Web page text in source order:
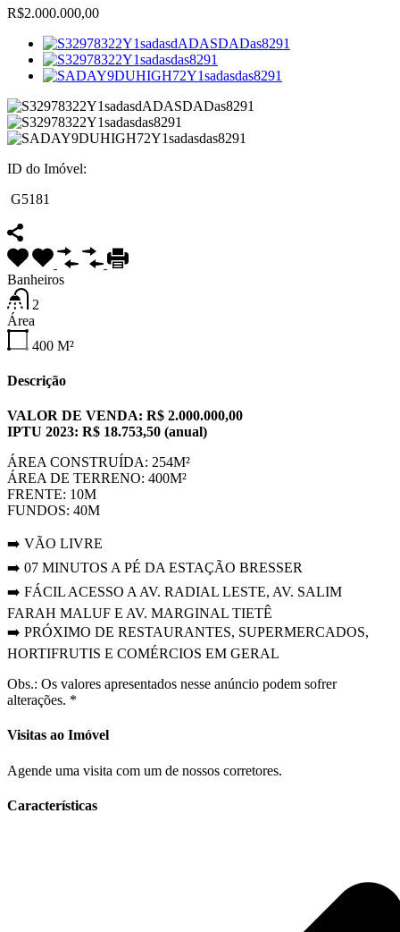
R$2.000.000,00
ID do Imóvel:
G5181
Banheiros
2
Área
400 M²
Descrição
VALOR DE VENDA: R$ 2.000.000,00
IPTU 2023: R$ 18.753,50 (anual)
ÁREA CONSTRUÍDA: 254M²
ÁREA DE TERRENO: 400M²
FRENTE: 10M
FUNDOS: 40M
➡️ VÃO LIVRE
➡️ 07 MINUTOS A PÉ DA ESTAÇÃO BRESSER
➡️ FÁCIL ACESSO A AV. RADIAL LESTE, AV. SALIM
FARAH MALUF E AV. MARGINAL TIETÊ
➡️ PRÓXIMO DE RESTAURANTES, SUPERMERCADOS,
HORTIFRUTIS E COMÉRCIOS EM GERAL
Obs.: Os valores apresentados nesse anúncio podem sofrer
alterações. *
Visitas ao Imóvel
Agende uma visita com um de nossos corretores.
Características